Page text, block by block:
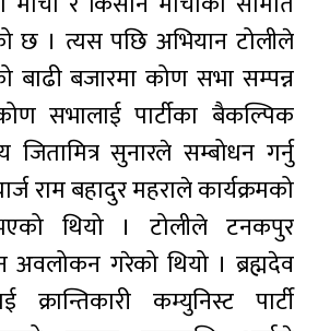
छ । त्यस पछि अभियान टोलीले
बाढी बजारमा कोण सभा सम्पन्न
सभालाई पार्टीका बैकल्पिक
जितामित्र सुनारले सम्बोधन गर्नु
राम बहादुर महराले कार्यक्रमको
थियो । टोलीले टनकपुर
अवलोकन गरेको थियो । ब्रह्मदेव
क्रान्तिकारी कम्युनिस्ट पार्टी